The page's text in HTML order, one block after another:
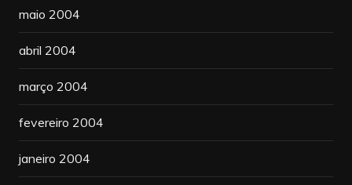
maio 2004
abril 2004
março 2004
fevereiro 2004
janeiro 2004